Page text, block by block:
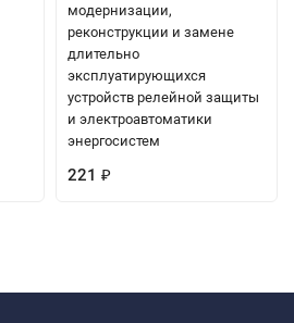
модернизации,
реконструкции и замене
длительно
эксплуатирующихся
устройств релейной защиты
и электроавтоматики
энергосистем
221 ₽